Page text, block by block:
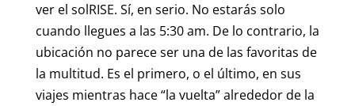
ver el solRISE. Sí, en serio. No estarás solo
cuando llegues a las 5:30 am. De lo contrario, la
ubicación no parece ser una de las favoritas de
la multitud. Es el primero, o el último, en sus
viajes mientras hace “la vuelta” alrededor de la